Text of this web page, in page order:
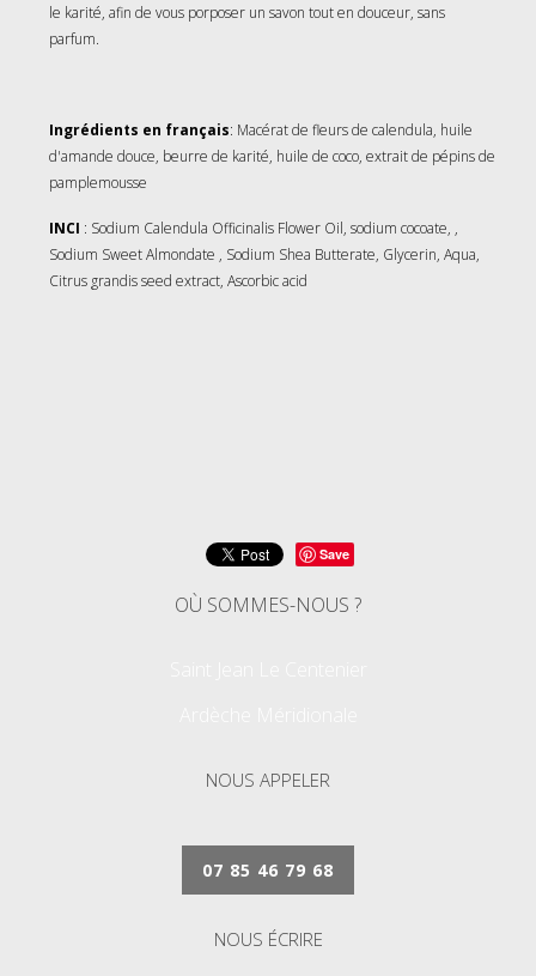
le karité, afin de vous porposer un savon tout en douceur, sans
parfum.
Ingrédients en français: Macérat de fleurs de calendula, huile
d'amande douce, beurre de karité, huile de coco, extrait de pépins de
pamplemousse
INCI : Sodium Calendula Officinalis Flower Oil, sodium cocoate, ,
Sodium Sweet Almondate , Sodium Shea Butterate, Glycerin, Aqua,
Citrus grandis seed extract, Ascorbic acid
Save
OÙ SOMMES-NOUS ?
NOUS APPELER
07 85 46 79 68
NOUS ÉCRIRE